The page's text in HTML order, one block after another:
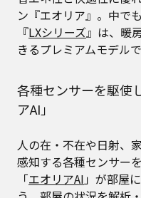
ン『エオリア』。中で
『LXシリーズ』は、暖
きるプレミアムモデルで
各種センサーを駆使
アAI」
人の在・不在や日射、
感知する各種センサー
「エオリアAI 」が部屋